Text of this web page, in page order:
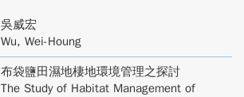
吳威宏
Wu, Wei-Houng
布袋鹽田濕地棲地環境管理之探討
The Study of Habitat Management of